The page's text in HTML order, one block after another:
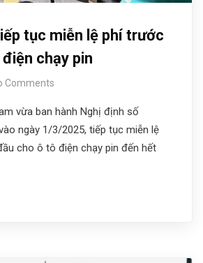
tục miễn lệ phí trước
chạy pin
Comments
vừa ban hành Nghị định số
ngày 1/3/2025, tiếp tục miễn lệ
cho ô tô điện chạy pin đến hết